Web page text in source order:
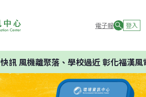
電子報 登入
快訊風機離聚落、學校過近 彰化福漢風